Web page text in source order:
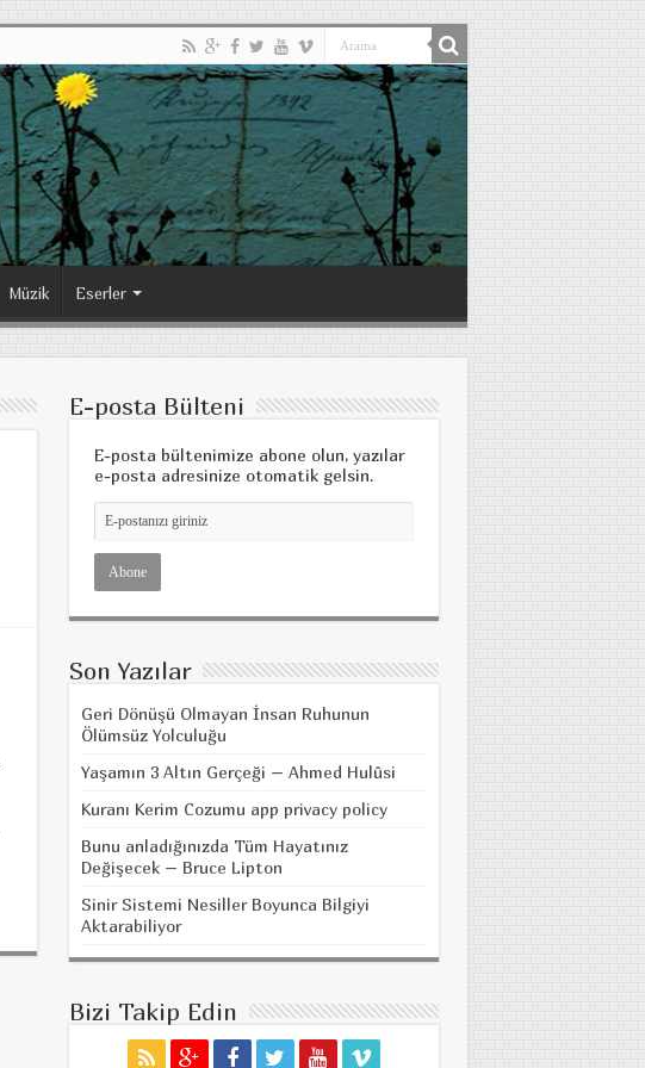
Müzik Eserler
E-posta Bülteni
E-posta bültenimize abone olun, yazılar
e-posta adresinize otomatik gelsin.
Son Yazılar
Geri Dönüşü Olmayan İnsan Ruhunun
Ölümsüz Yolculuğu
Yaşamın 3 Altın Gerçeği – Ahmed Hulûsi
Kuranı Kerim Cozumu app privacy policy
Bunu anladığınızda Tüm Hayatınız
Değişecek – Bruce Lipton
Sinir Sistemi Nesiller Boyunca Bilgiyi
Aktarabiliyor
Bizi Takip Edin